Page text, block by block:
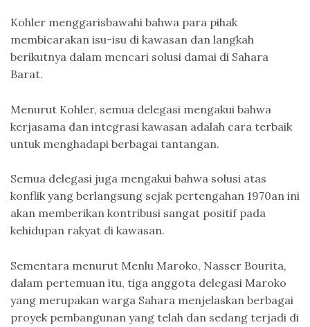
Kohler menggarisbawahi bahwa para pihak
membicarakan isu-isu di kawasan dan langkah
berikutnya dalam mencari solusi damai di Sahara
Barat.
Menurut Kohler, semua delegasi mengakui bahwa
kerjasama dan integrasi kawasan adalah cara terbaik
untuk menghadapi berbagai tantangan.
Semua delegasi juga mengakui bahwa solusi atas
konflik yang berlangsung sejak pertengahan 1970an ini
akan memberikan kontribusi sangat positif pada
kehidupan rakyat di kawasan.
Sementara menurut Menlu Maroko, Nasser Bourita,
dalam pertemuan itu, tiga anggota delegasi Maroko
yang merupakan warga Sahara menjelaskan berbagai
proyek pembangunan yang telah dan sedang terjadi di